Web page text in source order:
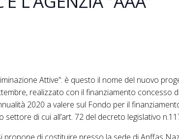
Attive”: è questo il nome del nuovo
realizzato con il finanziamento concesso
2020 a valere sul Fondo per il
di cui all’art. 72 del decreto legislativo